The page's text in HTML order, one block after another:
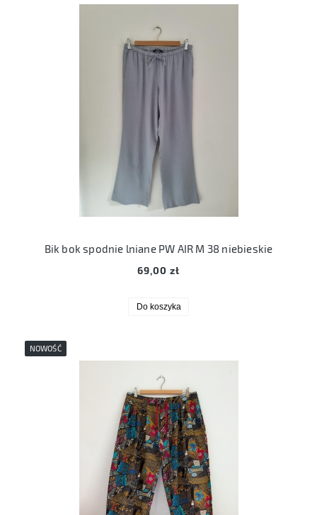
Bik bok spodnie lniane PW AIR M 38 niebieskie
69,00 zł
Do koszyka
NOWOŚĆ